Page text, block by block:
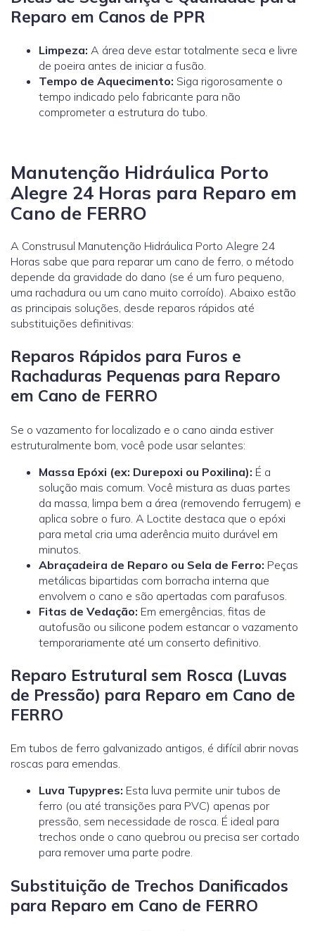
Reparo em Canos de PPR
Limpeza: A área deve estar totalmente seca e livre
de poeira antes de iniciar a fusão.
Tempo de Aquecimento: Siga rigorosamente o
tempo indicado pelo fabricante para não
comprometer a estrutura do tubo.
Manutenção Hidráulica Porto
Alegre 24 Horas para Reparo em
Cano de FERRO
A Construsul Manutenção Hidráulica Porto Alegre 24
Horas sabe que para reparar um cano de ferro, o método
depende da gravidade do dano (se é um furo pequeno,
uma rachadura ou um cano muito corroído). Abaixo estão
as principais soluções, desde reparos rápidos até
substituições definitivas:
Reparos Rápidos para Furos e
Rachaduras Pequenas para Reparo
em Cano de FERRO
Se o vazamento for localizado e o cano ainda estiver
estruturalmente bom, você pode usar selantes:
Massa Epóxi (ex: Durepoxi ou Poxilina): É a
solução mais comum. Você mistura as duas partes
da massa, limpa bem a área (removendo ferrugem) e
aplica sobre o furo. A Loctite destaca que o epóxi
para metal cria uma aderência muito durável em
minutos.
Abraçadeira de Reparo ou Sela de Ferro: Peças
metálicas bipartidas com borracha interna que
envolvem o cano e são apertadas com parafusos.
Fitas de Vedação: Em emergências, fitas de
autofusão ou silicone podem estancar o vazamento
temporariamente até um conserto definitivo.
Reparo Estrutural sem Rosca (Luvas
de Pressão) para Reparo em Cano de
FERRO
Em tubos de ferro galvanizado antigos, é difícil abrir novas
roscas para emendas.
Luva Tupypres: Esta luva permite unir tubos de
ferro (ou até transições para PVC) apenas por
pressão, sem necessidade de rosca. É ideal para
trechos onde o cano quebrou ou precisa ser cortado
para remover uma parte podre.
Substituição de Trechos Danificados
para Reparo em Cano de FERRO